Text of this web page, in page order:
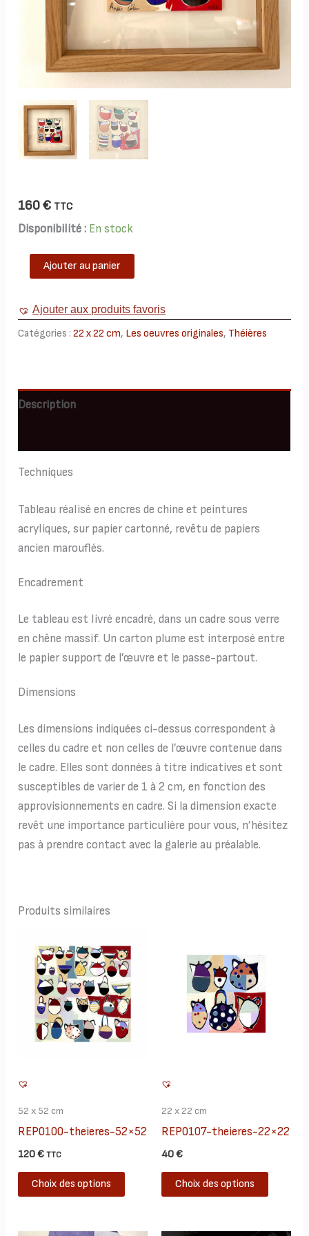
160€ TTC
Disponibilité : En stock
quantité
22x22
Ajouter au panier
Ajouter aux produits favoris
Catégories :22 x 22 cm, Les oeuvres originales, Théières
Description
Techniques
Tableau réalisé en encres de chine et peintures
acryliques, sur papier cartonné, revêtu de papiers
ancien marouflés.
Encadrement
Le tableau est livré encadré, dans un cadre sous verre
en chêne massif. Un carton plume est interposé entre
le papier support de l’œuvre et le passe-partout.
Dimensions
Les dimensions indiquées ci-dessus correspondent à
celles du cadre et non celles de l’œuvre contenue dans
le cadre. Elles sont données à titre indicatives et sont
susceptibles de varier de 1 à 2 cm, en fonction des
approvisionnements en cadre. Si la dimension exacte
revêt une importance particulière pour vous, n’hésitez
pas à prendre contact avec la galerie au préalable.
Produits similaires
52 x 52 cm
REP0100-theieres-52×52
120€ TTC
Choix des options
Ce
produit
plusieurs
22 x 22 cm
REP0107-theieres-22×22
40€
Choix des options
Ce
produit